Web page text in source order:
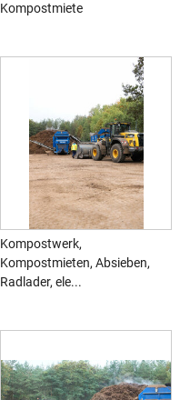
Kompostmiete
Kompostwerk,
Kompostmieten, Absieben,
Radlader, ele...